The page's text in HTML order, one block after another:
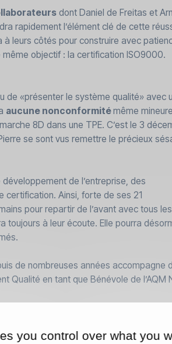
dont Daniel de Freitas et
rapidement l’élément clé de cette
leurs côtés pour construire avec
objectif : la certification ISO9000.
«présenter le système qualité» avec
aucune nonconformitémême
8D dans une TPE. C’est le 3
se sont vus remettre le précieux
de l’entreprise, des
certification. Ainsi, forte de ses 21
pour repartir de l’avant avec tous
toujours à leur écoute. Elle pourra
de nombreuses années accompagne
Qualité en tant que Bénévole de l’AQM
you control over what you